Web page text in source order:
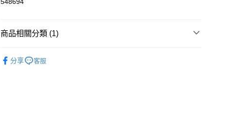
商品相關分類 (1)
分享
客服